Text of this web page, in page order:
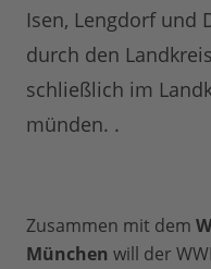
Isen, Lengdorf und
durch den
schließlich im
münden. .
Zusammen mit dem
München will der